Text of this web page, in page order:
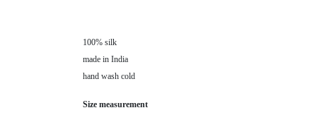
100% silk
made in India
hand wash cold
Size measurement